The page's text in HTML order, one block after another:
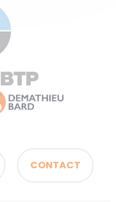
CONTACT